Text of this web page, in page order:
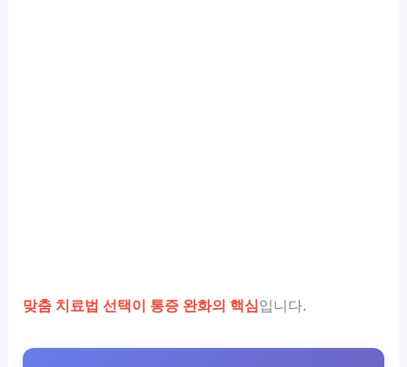
맞춤 치료법 선택이 통증 완화의 핵심입니다.